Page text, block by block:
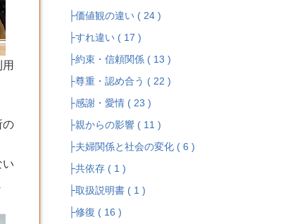
の
├価値観の違い ( 24 )
├すれ違い ( 17 )
├約束・信頼関係 ( 13 )
├尊重・認め合う ( 22 )
├感謝・愛情 ( 23 )
├親からの影響 ( 11 )
├夫婦関係と社会の変化 ( 6 )
├共依存 ( 1 )
├取扱説明書 ( 1 )
├修復 ( 16 )